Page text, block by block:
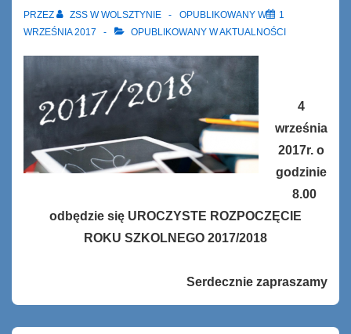
PRZEZ ZSS W WOLSZTYNIE OPUBLIKOWANY W
1
WRZEŚNIA 2017
OPUBLIKOWANY WAKTUALNOŚCI
4
września
2017r. o
godzinie
8.00
odbędzie się UROCZYSTE ROZPOCZĘCIE
ROKU SZKOLNEGO 2017/2018
Serdecznie zapraszamy